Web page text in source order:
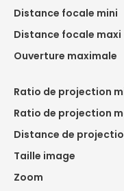
Distance focale mini
Distance focale maxi
Ouverture maximale
Ratio de projection
Ratio de projection
Distance de
Taille image
Zoom